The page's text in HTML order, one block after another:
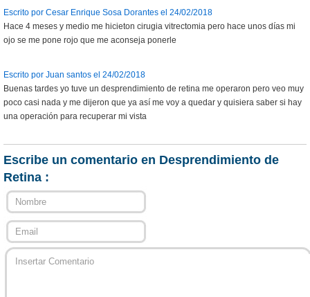
Escrito por Cesar Enrique Sosa Dorantes el 24/02/2018
Hace 4 meses y medio me hicieton cirugia vitrectomia pero hace unos días mi
ojo se me pone rojo que me aconseja ponerle
Escrito por Juan santos el 24/02/2018
Buenas tardes yo tuve un desprendimiento de retina me operaron pero veo muy
poco casi nada y me dijeron que ya así me voy a quedar y quisiera saber si hay
una operación para recuperar mi vista
Escribe un comentario en Desprendimiento de
Retina :